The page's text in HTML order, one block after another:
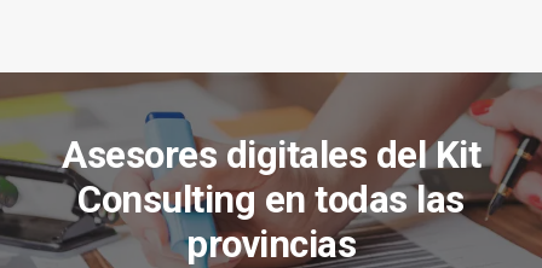
Asesores digitales del Kit
Consulting en todas las
provincias